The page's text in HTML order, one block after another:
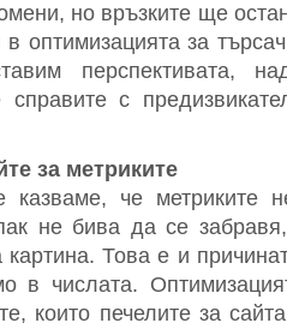
но връзките ще
в оптимизацията за
перспективата,
с
за метриките
казваме, че метриките
не бива да се
картина. Това е и
в числата.
които печелите за